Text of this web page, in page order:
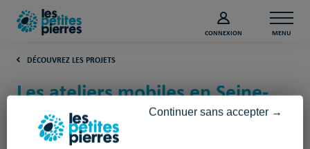
CONNEXION MENU
DÉCOUVREZ LES PROJETS
Les ateliers mobiles en Seine-
Saint-Denis (Seine-Saint-Denis)
Association Compagnons Batisseurs Ile
Continuer sans accepter →